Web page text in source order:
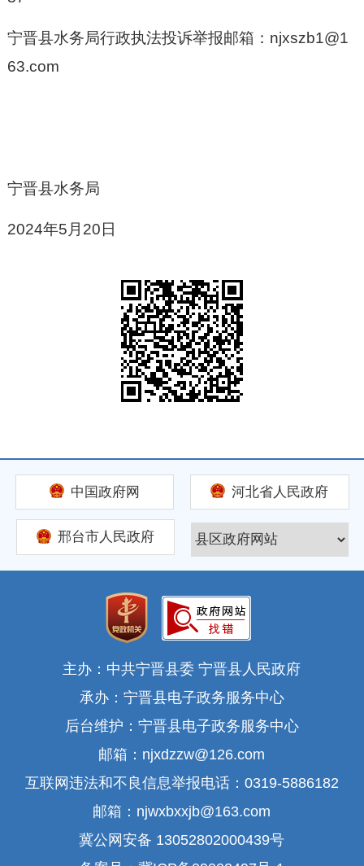
宁晋县水务局行政执法投诉举报邮箱：njxszb1@1
63.com
宁晋县水务局
2024年5月20日
中国政府网 河北省人民政府
邢台市人民政府
主办：中共宁晋县委 宁晋县人民政府
承办：宁晋县电子政务服务中心
后台维护：宁晋县电子政务服务中心
邮箱：njxdzzw@126.com
互联网违法和不良信息举报电话：0319-5886182
邮箱：njwxbxxjb@163.com
冀公网安备 13052802000439号